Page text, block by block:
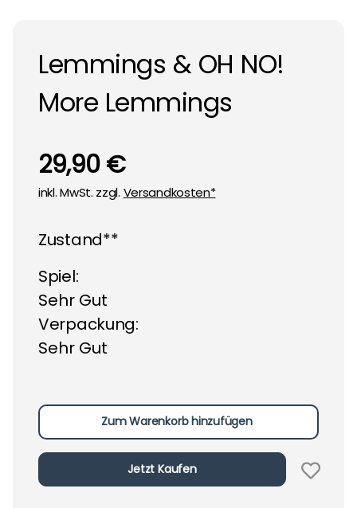
Lemmings & OH NO!
More Lemmings
29,90 €
inkl. MwSt. zzgl. Versandkosten*
Zustand**
Spiel:
Sehr Gut
Verpackung:
Sehr Gut
Zum Warenkorb hinzufügen
Jetzt Kaufen